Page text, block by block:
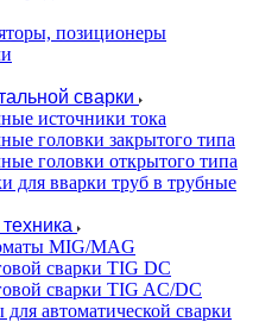
позиционеры
сварки
источники тока
головки закрытого типа
головки открытого типа
для вварки труб в трубные
MIG/MAG
сварки TIG DC
сварки TIG AC/DC
автоматической сварки